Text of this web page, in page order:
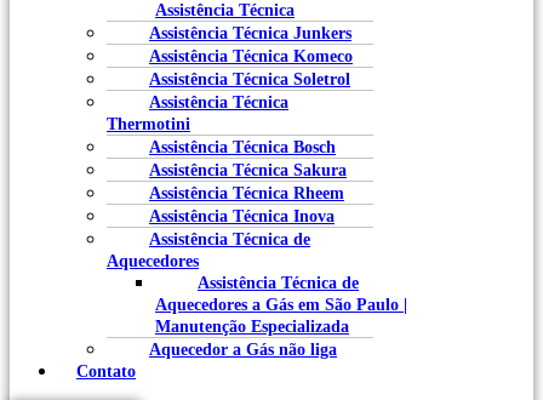
Assistência Técnica
Assistência Técnica Junkers
Assistência Técnica Komeco
Assistência Técnica Soletrol
Assistência Técnica
Thermotini
Assistência Técnica Bosch
Assistência Técnica Sakura
Assistência Técnica Rheem
Assistência Técnica Inova
Assistência Técnica de
Aquecedores
Assistência Técnica de
Aquecedores a Gás em São Paulo |
Manutenção Especializada
Aquecedor a Gás não liga
Contato